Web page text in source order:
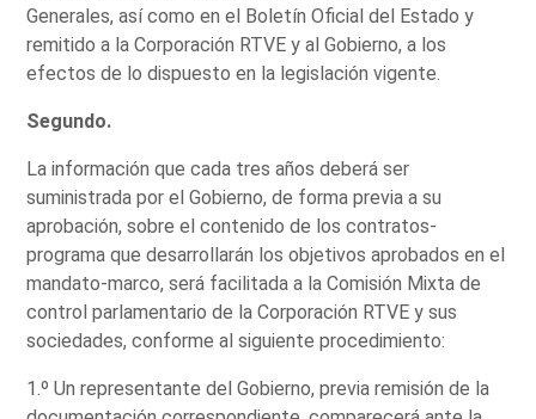
Generales, así como en el Boletín Oficial del Estado y
remitido a la Corporación RTVE y al Gobierno, a los
efectos de lo dispuesto en la legislación vigente.
Segundo.
La información que cada tres años deberá ser
suministrada por el Gobierno, de forma previa a su
aprobación, sobre el contenido de los contratos-
programa que desarrollarán los objetivos aprobados en el
mandato-marco, será facilitada a la Comisión Mixta de
control parlamentario de la Corporación RTVE y sus
sociedades, conforme al siguiente procedimiento:
1.º Un representante del Gobierno, previa remisión de la